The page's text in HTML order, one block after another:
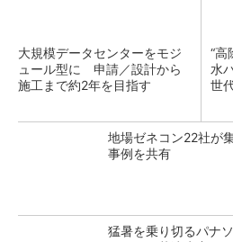
大規模データセンターをモジ
ュール型に 申請／設計から
施工まで約2年を目指す
“
水
世
地場ゼネコン22社が
事例を共有
猛暑を乗り切るパナ